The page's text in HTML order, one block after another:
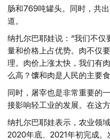
肠和769吨罐头。同时，共
道。
纳扎尔巴耶娃说：“我们不
量和价格上占优势。肉不仅
理。肉价上涨太快，我们有
么高？馕和肉是人民的主要
同时，屠宰也是非常重要的
接影响轻工业的发展。在这
纳扎尔巴耶娃表示，农业领
2020年底、2021年初完成。